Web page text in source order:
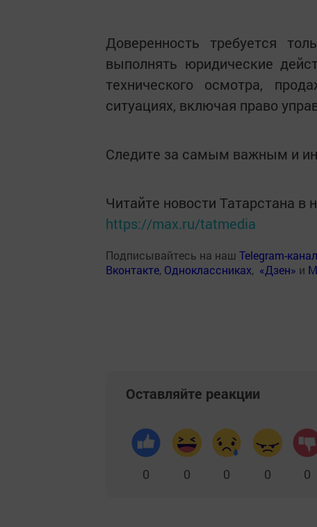
Доверенность требуется
выполнять юридические
технического осмотра,
ситуациях, включая право
Следите за самым важным и
Читайте новости Татарстана
https://max.ru/tatmedia
Подписывайтесь на наш Telegram-канал
Вконтакте, Одноклассниках, «Дзен» и
Оставляйте реакции
0 0 0 0 0